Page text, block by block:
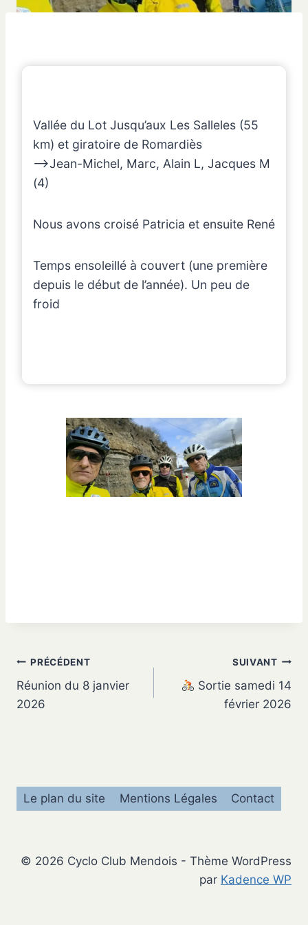
Vallée du Lot Jusqu’aux Les Salleles (55
km) et giratoire de Romardiès
–>Jean-Michel, Marc, Alain L, Jacques M
(4)
Nous avons croisé Patricia et ensuite René
Temps ensoleillé à couvert (une première
depuis le début de l’année). Un peu de
froid
Navigation
de
PRÉCÉDENT
Réunion du 8 janvier
2026
SUIVANT
Sortie samedi 14
février 2026
Le plan du site Mentions Légales Contact
© 2026 Cyclo Club Mendois - Thème WordPress
par Kadence WP